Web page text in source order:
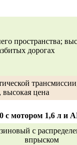
пространства;
дорогах
цена
с мотором 1,6 л и
с
впрыском